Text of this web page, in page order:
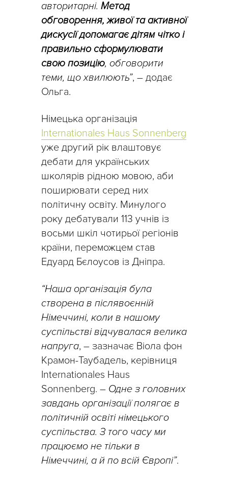
авторитарні. Метод
обговорення, живої та активної
дискусії допомагає дітям чітко і
правильно сформулювати
свою позицію, обговорити
теми, що хвилюють”, – додає
Ольга.
Німецька організація
Internationales Haus Sonnenberg
уже другий рік влаштовує
дебати для українських
школярів рідною мовою, аби
поширювати серед них
політичну освіту. Минулого
року дебатували 113 учнів із
восьми шкіл чотирьої регіонів
країни, переможцем став
Едуард Бєлоусов із Дніпра.
“Наша організація була
створена в післявоєнній
Німеччині, коли в нашому
суспільстві відчувалася велика
напруга, – зазначає Віола фон
Крамон-Таубадель, керівниця
Internationales Haus
Sonnenberg. – Одне з головних
завдань організації полягає в
політичній освіті німецького
суспільства. З того часу ми
працюємо не тільки в
Німеччині, а й по всій Європі”.